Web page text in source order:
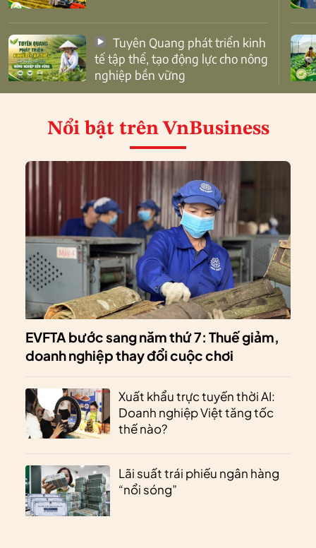
tế tập thể, tạo động lực cho nông
nghiệp bền vững
Nổi bật trên VnBusiness
EVFTA bước sang năm thứ 7: Thuế giảm,
doanh nghiệp thay đổi cuộc chơi
Xuất khẩu trực tuyến thời AI:
Doanh nghiệp Việt tăng tốc
thế nào?
Lãi suất trái phiếu ngân hàng
“nổi sóng”